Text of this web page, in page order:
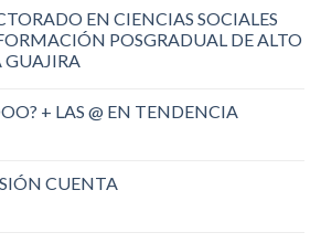
EN CIENCIAS SOCIALES
POSGRADUAL DE ALTO
GUAJIRA
+ LAS @ EN TENDENCIA
CUENTA